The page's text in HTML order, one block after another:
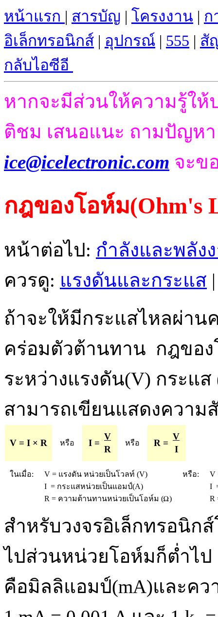
หน้าแรก | สารบัญ | โครงงาน | ก
อิเล็กทรอนิกส ์ | อุปกรณ์ | 555 | สั
กลับไอซีอี
หากจะมีส่วนให้ความรู้ใ
ติชม เสนอแนะ ถามปัญห
ice@icelectronic.com จะข
กฎของโอห์ม(Ohm's
หน้าต่อไป: กำลังและพลัง
ควรดู: แรงดันและกระแส
ถ้าจะให้มีกระแสไหลผ่า
คร่อมตัวต้านทาน กฎขอ
ระหว่างแรงดัน(V) กระแ
สามารถเขียนแสดงความ
V = I × R หรือ I =
V
R
หรือ R =
V
I
ในเมื่อ:
V = แรงดัน หน่วยเป็นโวลท์ (V)
I = กระแสหน่วยเป็นแอมป์(A)
R = ความต้านทานหน่วยเป็นโอห์ม (
)
หรือ:
V
I
R
สำหรับวงจรอิเล็กทรอนิ
ไปส่วนหน่วยโอห์มก็ต่ำไ
คือมิลลิแอมป์(mA)และค